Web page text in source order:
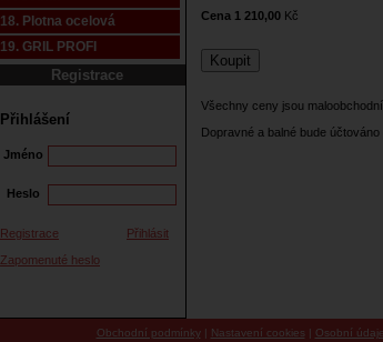
18. Plotna ocelová
19. GRIL PROFI
Registrace
Přihlášení
Jméno
Heslo
Registrace
Přihlásit
Zapomenuté heslo
Cena 1 210,00 Kč
Všechny ceny jsou
Dopravné a balné bude
Obchodní podmínky| Nastavení cookies | Osobní údaje